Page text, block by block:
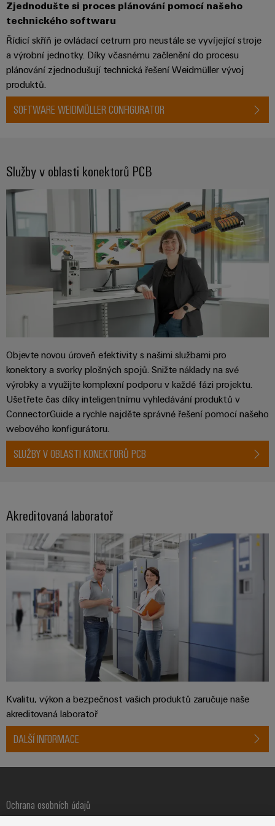
výrobky
pro
skladování
energie
(ESS)
energie
Provozní
větrné
energie
jako
klíčová
technologie
pro
energetickou
transformaci
Výrobci
Inovativní
řešení
konektivity
pro
zařízení
Železnice
Moderní
a
digitální
řešení
pro
v
dopravě
Služby
v
oblasti
konektorů
PCB
Výrobce
originálního
průmyslové
použití
AI
Vzdálený
Platforma
průmyslových
a příslušenství
Nářadí
Automatické
stroje
Software
Štítky
značení
Průmyslové
tiskárny
Průmyslové
osvětlení
Infrastruktura
Montážní
služba
Sestavené
nosné
lišty
Upravené
a
vybavené
Zákaznický
návrh
kabelu
Produktové
pro vaše
Zjednodušte si proces plánování pomocí našeho
technického softwaru
Řídicí skříň je ovládací cetrum pro neustále se vyvíjející stroje
a výrobní jednotky. Díky včasnému začlenění do procesu
plánování zjednodušují technická řešení Weidmüller vývoj
produktů.
SOFTWARE WEIDMÜLLER CONFIGURATOR
Služby v oblasti konektorů PCB
Objevte novou úroveň efektivity s našimi službami pro
konektory a svorky plošných spojů. Snižte náklady na své
výrobky a využijte komplexní podporu v každé fázi projektu.
Ušetřete čas díky inteligentnímu vyhledávání produktů v
ConnectorGuide a rychle najděte správné řešení pomocí našeho
webového konfigurátoru.
SLUŽBY V OBLASTI KONEKTORŮ PCB
Akreditovaná laboratoř
Kvalitu, výkon a bezpečnost vašich produktů zaručuje naše
akreditovaná laboratoř
DALŠÍ INFORMACE
Ochrana osobních údajů